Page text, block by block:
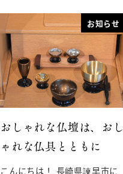
お知らせ
おしゃれな仏壇は、おし
ゃれな仏具とともに
こんにちは！ 長崎県諫早市に